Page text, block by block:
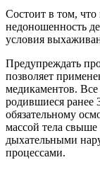
Состоит в том,
недоношенность
условия
Предупреждать
позволяет
медикаментов.
родившиеся ранее
обязательному
массой тела
дыхательными
процессами.